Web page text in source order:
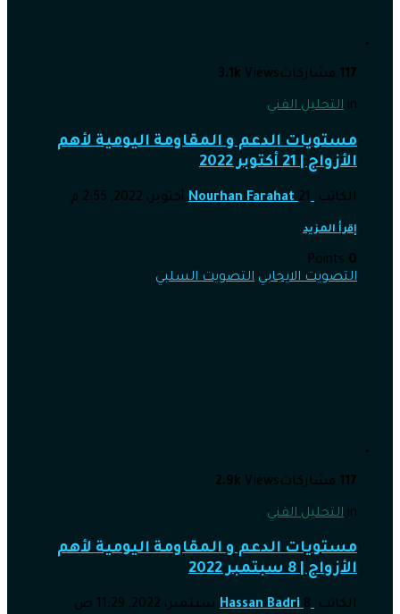
117 مشاركات 3.1k Views
in التحليل الفني
مستويات الدعم و المقاومة اليومية لأهم
الأزواج | 21 أكتوبر 2022
الكاتب Nourhan Farahat 21 أكتوبر، 2022, 2:55 م
إقرأ المزيد
0
التصويت الايجابي التصويت السلبي
117 مشاركات 2.9k Views
in التحليل الفني
مستويات الدعم و المقاومة اليومية لأهم
الأزواج | 8 سبتمبر 2022
الكاتب Hassan Badri 8 سبتمبر، 2022, 11:29 ص